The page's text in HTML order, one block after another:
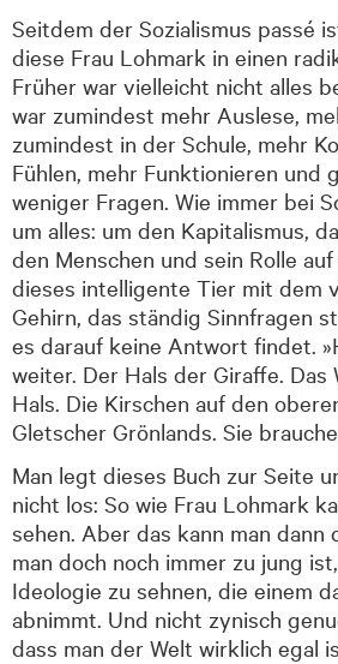
Seitdem der Sozialismus passé
diese Frau Lohmark in einen
Früher war vielleicht nicht alles
war zumindest mehr Auslese,
zumindest in der Schule, mehr
Fühlen, mehr Funktionieren und
weniger Fragen. Wie immer bei
um alles: um den Kapitalismus,
den Menschen und sein Rolle
dieses intelligente Tier mit dem
Gehirn, das ständig Sinnfragen
es darauf keine Antwort findet.
weiter. Der Hals der Giraffe. Das
Hals. Die Kirschen auf den
Gletscher Grönlands. Sie
Man legt dieses Buch zur Seite
nicht los: So wie Frau Lohmark
sehen. Aber das kann man dann
man doch noch immer zu jung
Ideologie zu sehnen, die einem
abnimmt. Und nicht zynisch
dass man der Welt wirklich egal